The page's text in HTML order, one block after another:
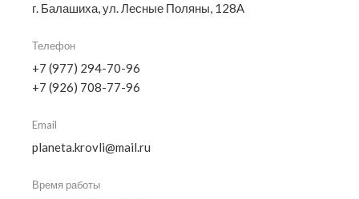
г. Балашиха, ул. Лесные Поляны, 128А
Телефон
+7 (977) 294-70-96
+7 (926) 708-77-96
Email
planeta.krovli@mail.ru
Время работы